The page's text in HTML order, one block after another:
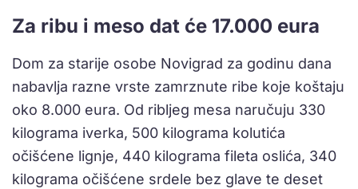
Za ribu i meso dat će 17.000 eura
Dom za starije osobe Novigrad za godinu dana
nabavlja razne vrste zamrznute ribe koje koštaju
oko 8.000 eura. Od ribljeg mesa naručuju 330
kilograma iverka, 500 kilograma kolutića
očišćene lignje, 440 kilograma fileta oslića, 340
kilograma očišćene srdele bez glave te deset